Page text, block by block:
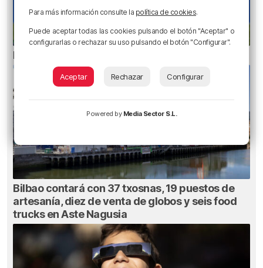
Erik Morán: «Bielsa era especial»
Bilbao contará con 37 txosnas, 19 puestos de
artesanía, diez de venta de globos y seis food
trucks en Aste Nagusia
Para más información consulte la política de cookies.
Puede aceptar todas las cookies pulsando el botón "Aceptar" o
configurarlas o rechazar su uso pulsando el botón "Configurar".
Aceptar Rechazar Configurar
Powered by Media Sector S.L.